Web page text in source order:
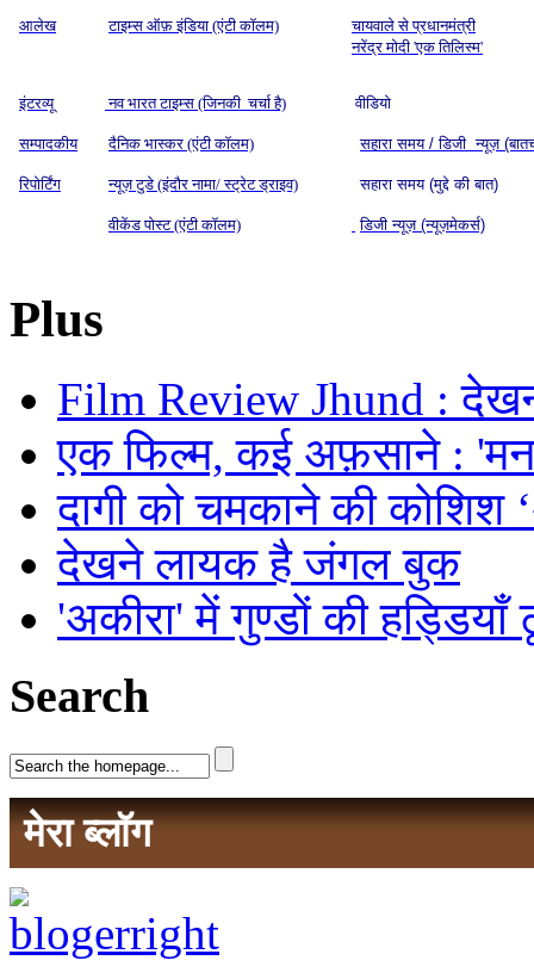
आलेख टाइम्स ऑफ़ इंडिया (एंटी कॉलम)
चायवाले से प्रधानमंत्री
नरेंद्र मोदी 'एक तिलिस्म'
इंटरव्यू नव भारत टाइम्स (जिनकी चर्चा है) वीडियो
सम्पादकीय दैनिक भास्कर (एंटी कॉलम) सहारा समय / डिजी न्यूज़
रिपोर्टिंग न्यूज़ टुडे (इंदौर नामा/ स्ट्रेट ड्राइव) सहारा समय (मुद्दे की बात)
वीकेंड पोस्ट (एंटी कॉलम) डिजी न्यूज़ (न्यूज़मेकर्स)
Plus
Film Review Jhund :
एक फिल्म, कई अफ़साने :
दागी को चमकाने की कोशिश
देखने लायक है जंगल बुक
'अकीरा' में गुण्डों की हड्डियाँ
Search
मेरा ब्लॉग